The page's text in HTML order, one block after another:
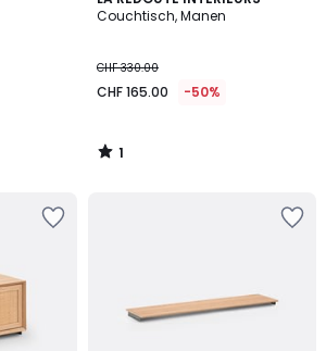
Couchtisch, Manen
CHF 330.00
CHF 165.00 -50%
/
1
/